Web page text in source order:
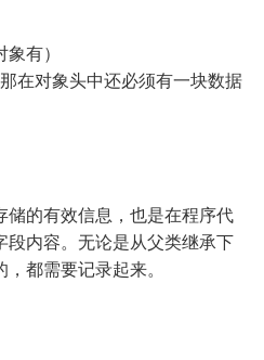
有）
在对象头中还必须有一块数据
储的有效信息，也是在程序代
段内容。无论是从父类继承下
都需要记录起来。